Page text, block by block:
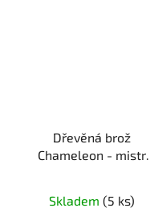
Dřevěná brož
Chameleon - mistr
milovníky zvířat
Skladem (5 ks)